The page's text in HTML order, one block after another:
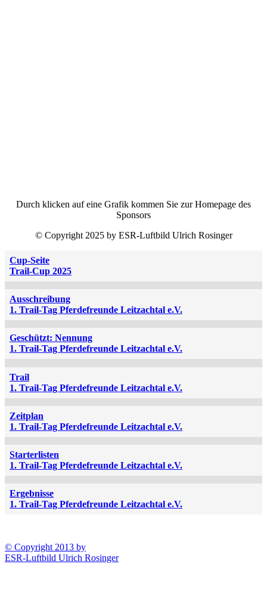
Durch klicken auf eine Grafik kommen Sie zur Homepage des
Sponsors
© Copyright 2025 by ESR-Luftbild Ulrich Rosinger
Cup-Seite
Trail-Cup 2025
Ausschreibung
1. Trail-Tag Pferdefreunde Leitzachtal e.V.
Geschützt: Nennung
1. Trail-Tag Pferdefreunde Leitzachtal e.V.
Trail
1. Trail-Tag Pferdefreunde Leitzachtal e.V.
Zeitplan
1. Trail-Tag Pferdefreunde Leitzachtal e.V.
Starterlisten
1. Trail-Tag Pferdefreunde Leitzachtal e.V.
Ergebnisse
1. Trail-Tag Pferdefreunde Leitzachtal e.V.
© Copyright 2013 by
ESR-Luftbild Ulrich Rosinger